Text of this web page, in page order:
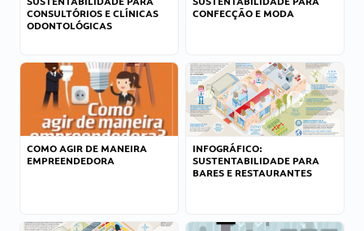
CONSULTÓRIOS E CLÍNICAS
ODONTOLÓGICAS
CONFECÇÃO E MODA
COMO AGIR DE MANEIRA
EMPREENDEDORA
INFOGRÁFICO:
SUSTENTABILIDADE PARA
BARES E RESTAURANTES